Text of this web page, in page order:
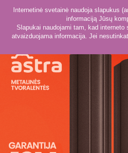
Internetinė svetainė naudoja slapukus
informaciją Jūsų
Slapukai naudojami tam, kad interneto
atvaizduojama informacija. Jei